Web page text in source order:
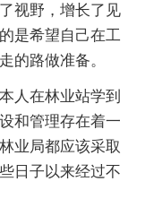
视野，增长了见
是希望自己在工
的路做准备。
在林业站学到
和管理存在着一
业局都应该采取
日子以来经过不